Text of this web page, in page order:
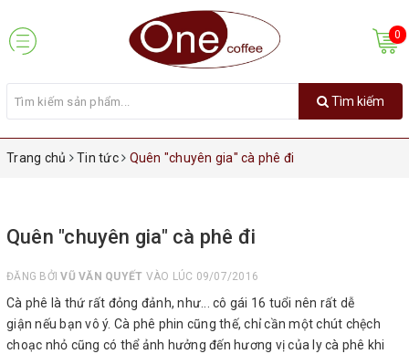
0
Tìm kiếm
Trang chủ Tin tức Quên "chuyên gia" cà phê đi
Quên "chuyên gia" cà phê đi
ĐĂNG BỞIVŨ VĂN QUYẾT VÀO LÚC 09/07/2016
Cà phê là thứ rất đỏng đảnh, như... cô gái 16 tuổi nên rất dễ
giận nếu bạn vô ý. Cà phê phin cũng thế, chỉ cần một chút chệch
choạc nhỏ cũng có thể ảnh hưởng đến hương vị của ly cà phê khi